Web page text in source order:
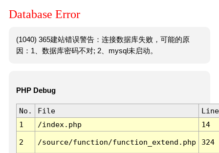
Database Error
(1040) 365建站错误警告：连接数据库失败，可能的原
因：1、数据库密码不对; 2、mysql未启动。
PHP Debug
No. File
Line
1
/index.php 14
2 /source/function/function_extend.php 324